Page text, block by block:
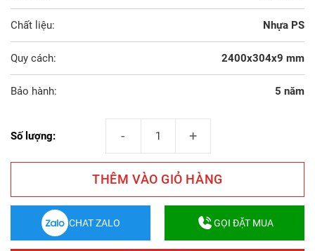
Chất liệu: Nhựa PS
Quy cách: 2400x304x9 mm
Bảo hành: 5 năm
Số lượng:
THÊM VÀO GIỎ HÀNG
CHAT ZALO GỌI ĐẶT MUA